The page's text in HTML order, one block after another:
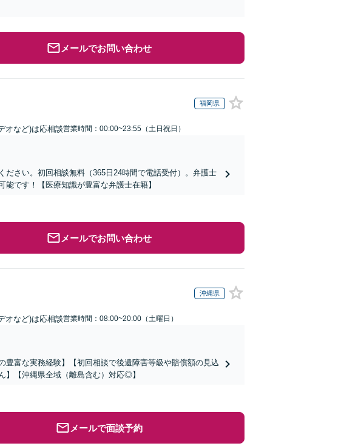
メールでお問い合わせ
福岡県
オなど)は応相談営業時間：00:00~23:55（土日祝日）
ださい。初回相談無料（365日24時間で電話受付）。弁護士
です！【医療知識が豊富な弁護士在籍】
メールでお問い合わせ
沖縄県
オなど)は応相談営業時間：08:00~20:00（土曜日）
豊富な実務経験】【初回相談で後遺障害等級や賠償額の見込
】【沖縄県全域（離島含む）対応◎】
メールで面談予約